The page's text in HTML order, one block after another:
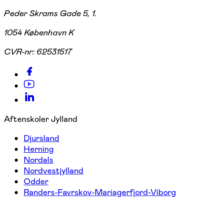
Peder Skrams Gade 5, 1.
1054 København K
CVR-nr: 62531517
Aftenskoler Jylland
Djursland
Herning
Nordals
Nordvestjylland
Odder
Randers-Favrskov-Mariagerfjord-Viborg